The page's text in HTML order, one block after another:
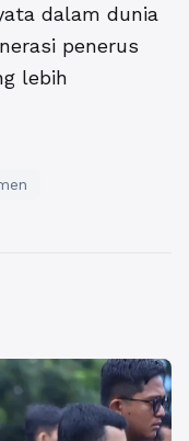
dalam dunia
penerus
lebih